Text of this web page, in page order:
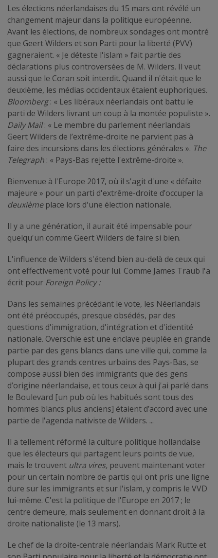
Les élections néerlandaises du 15 mars ont révélé un
changement majeur dans la politique européenne.
Avant les élections, de nombreux sondages ont montré
que Geert Wilders et son Parti pour la liberté (PVV)
gagneraient. « Je déteste l'islam » fait partie des
déclarations plus controversées de M. Wilders. Il veut
aussi que le Coran soit interdit. Quand il n'était que le
deuxième, les médias occidentaux étaient euphoriques.
Bloomberg: « Les libéraux néerlandais ont battu le
parti de Wilders livrant un coup à la montée populiste ».
Daily Mail: « Le membre du parlement néerlandais
Geert Wilders de l’extrême-droite ne parvient pas à
faire des incursions dans les élections générales ». The
Telegraph : « Pays-Bas rejette l'extrême-droite ».
Bienvenue à l'Europe 2017, où il s'agit d'une « défaite
majeure » pour un parti d'extrême-droite d’occuper la
deuxièmeplace lors d'une élection nationale.
Il y a une génération, il aurait été impensable pour
quelqu'un comme Geert Wilders de faire si bien.
L'influence de Wilders s'étend bien au-delà de ceux qui
ont effectivement voté pour lui. Comme James Traub l'a
écrit pour Foreign Policy :
Dans les semaines précédant le vote, les Néerlandais
ont été préoccupés, presque obsédés, par des
questions d'immigration, d'intégration et d'identité
nationale. Overschie est une enclave peuplée en grande
partie par des gens blancs dans une ville qui, comme la
plupart des grands centres urbains des Pays-Bas, se
compose aussi bien des immigrants que des gens
d’origine néerlandaise, et tous ceux à qui j'ai parlé dans
le Boulevard [un pub où les habitués sont tous des
hommes blancs plus anciens] étaient d’accord avec une
partie de l'agenda nativiste de Wilders. ...
Il a tellement réformé la culture politique hollandaise
que les électeurs qui partagent leurs points de vue,
mais le trouvent ultra vires, peuvent maintenant voter
pour un certain nombre de partis qui ont pris une ligne
dure sur les immigrants et sur l'islam, y compris le VVD
lui-même. C'est la politique de l'Europe en 2017 ; le
centre demeure, mais seulement en donnant droit à la
droite nationaliste (le 13 mars).
Le chef de la droite-centrale néerlandais Mark Rutte et